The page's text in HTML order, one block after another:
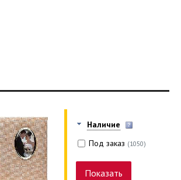
Наличие
Под заказ (1050)